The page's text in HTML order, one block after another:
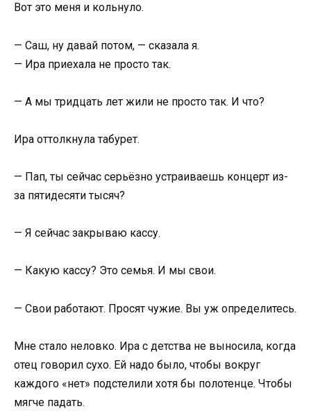
Вот это меня и кольнуло.
— Саш, ну давай потом, — сказала я.
— Ира приехала не просто так.
— А мы тридцать лет жили не просто так. И что?
Ира оттолкнула табурет.
— Пап, ты сейчас серьёзно устраиваешь концерт из-
за пятидесяти тысяч?
— Я сейчас закрываю кассу.
— Какую кассу? Это семья. И мы свои.
— Свои работают. Просят чужие. Вы уж определитесь.
Мне стало неловко. Ира с детства не выносила, когда
отец говорил сухо. Ей надо было, чтобы вокруг
каждого «нет» подстелили хотя бы полотенце. Чтобы
мягче падать.